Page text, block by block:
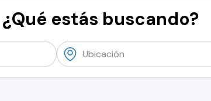
¿Qué estás buscando?